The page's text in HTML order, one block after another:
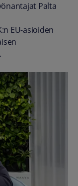
Palta
EU-asioiden